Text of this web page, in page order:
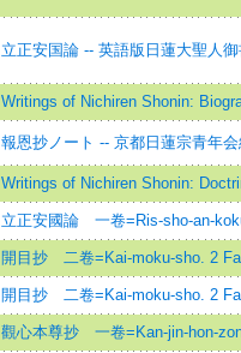
立正安国論 -- 英語版日蓮大聖人御
Writings of Nichiren Shonin:
報恩抄ノート -- 京都日蓮宗青年
Writings of Nichiren Shonin:
立正安國論 一卷=Ris-sho-an-
開目抄 二卷=Kai-moku-sho. 2
開目抄 二卷=Kai-moku-sho. 2
觀心本尊抄 一卷=Kan-jin-hon-